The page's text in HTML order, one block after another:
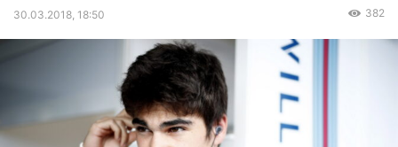
30.03.2018, 18:50 382